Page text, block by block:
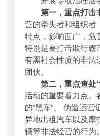
第一，重点打击
营的牵头者和组织者
特点，影响面广，危
特别是要打击欺行霸
有黑社会性质的非法
团伙。
第二，重点查处“
活动的重要着力点。
的“黑车”、 伪造运
异地出租汽车以及摩
辆等非法经营的行为。